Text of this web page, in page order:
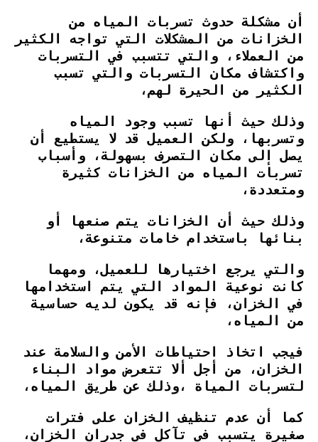
أن مشكلة حدوث تسربات المياه من
الخزانات من المشكلات التي تواجه الكثير
من العملاء، والتي تتسبب في التسربات
واكتشاف مكان التسربات والتي تسبب
الكثير من الحيرة لهم،
وذلك حيث أنها تسبب وجود المياه
وتسربها، ولكن العميل قد لا يستطيع أن
يصل إلى مكان التصرف بسهولة، وأسباب
تسربات المياه من الخزانات كثيرة
ومتعددة،
وذلك حيث أن الخزانات يتم صنعها أو
بنائها باستخدام خامات متنوعة،
والتي يرجع اختيارها للعميل، ومهما
كانت نوعية المواد التي يتم استخدامها
في الخزان، فإنه قد يكون لديه حساسية
من المياه،
فيجب اتخاذ احتياطات الأمن والسلامة عند
الخزان، من أجل ألا تتعرض مواد البناء
لتسربات المياة ،وذلك عن طريق المياه،
كما أن عدم تنظيف الخزان على فترات
صغيرة يتسبب في تآكل في جدران الخزان،